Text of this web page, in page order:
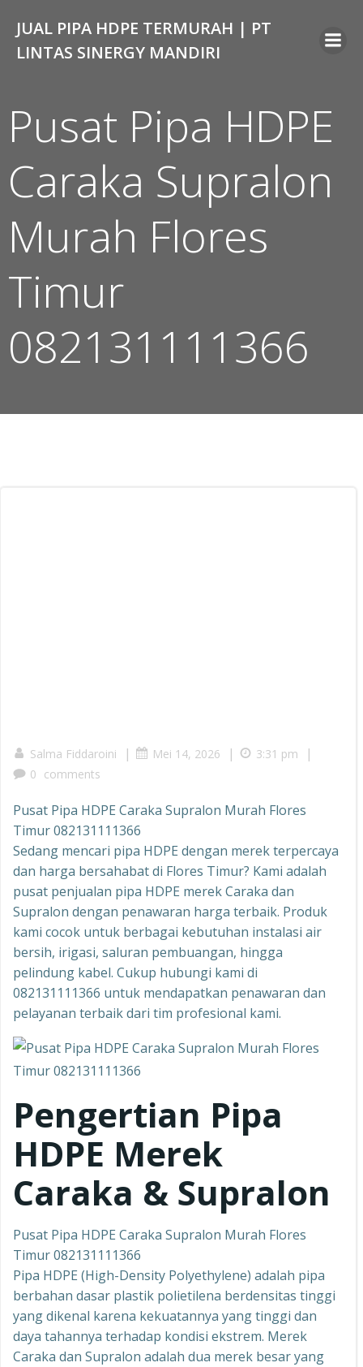
to
content
JUAL PIPA HDPE TERMURAH | PT
LINTAS SINERGY MANDIRI
Pusat Pipa HDPE
Caraka Supralon
Murah Flores
Timur
082131111366
Salma Fiddaroini | Mei 14, 2026 | 3:31 pm |
0 comments
Pusat Pipa HDPE Caraka Supralon Murah Flores
Timur 082131111366
Sedang mencari pipa HDPE dengan merek terpercaya
dan harga bersahabat di Flores Timur? Kami adalah
pusat penjualan pipa HDPE merek Caraka dan
Supralon dengan penawaran harga terbaik. Produk
kami cocok untuk berbagai kebutuhan instalasi air
bersih, irigasi, saluran pembuangan, hingga
pelindung kabel. Cukup hubungi kami di
082131111366 untuk mendapatkan penawaran dan
pelayanan terbaik dari tim profesional kami.
Pengertian Pipa
HDPE Merek
Caraka & Supralon
Pusat Pipa HDPE Caraka Supralon Murah Flores
Timur 082131111366
Pipa HDPE (High-Density Polyethylene) adalah pipa
berbahan dasar plastik polietilena berdensitas tinggi
yang dikenal karena kekuatannya yang tinggi dan
daya tahannya terhadap kondisi ekstrem. Merek
Caraka dan Supralon adalah dua merek besar yang